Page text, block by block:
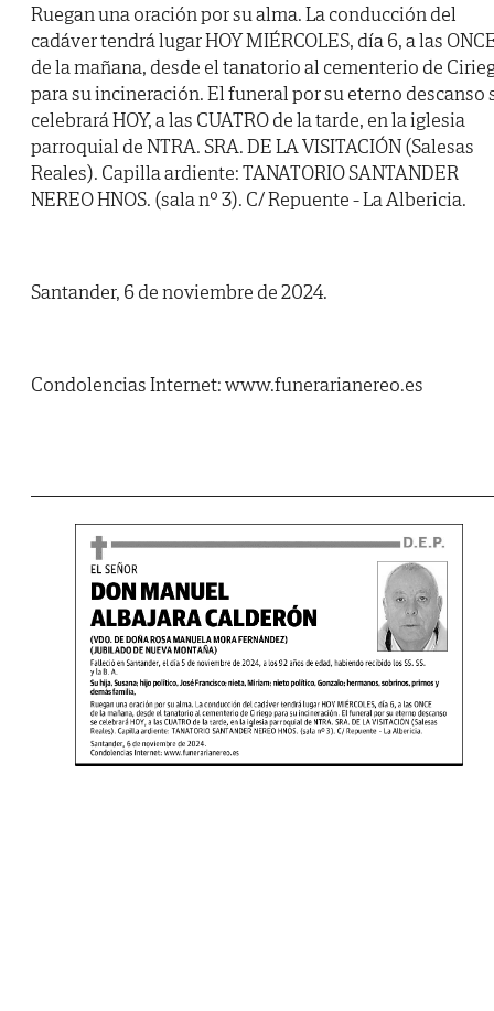
Ruegan una oración por su alma. La conducción del
cadáver tendrá lugar HOY MIÉRCOLES, día 6, a las
de la mañana, desde el tanatorio al cementerio de
para su incineración. El funeral por su eterno descanso
celebrará HOY, a las CUATRO de la tarde, en la iglesia
parroquial de NTRA. SRA. DE LA VISITACIÓN (Salesas
Reales). Capilla ardiente: TANATORIO SANTANDER
NEREO HNOS. (sala nº 3). C/ Repuente - La Albericia.
Santander, 6 de noviembre de 2024.
Condolencias Internet: www.funerarianereo.es